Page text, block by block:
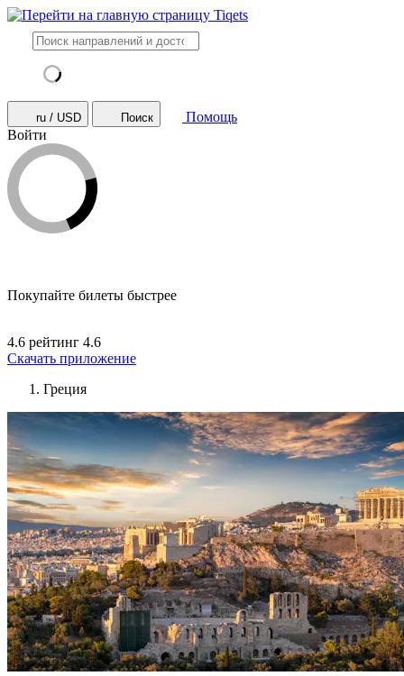
ru / USD Поиск
Помощь
Войти
Покупайте билеты быстрее
4.6 рейтинг 4.6
Скачать приложение
Греция